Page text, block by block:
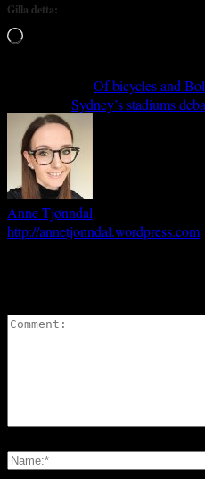
Gilla detta:
Laddar
Of bicycles and
Sydney’s stadiums
Anne Tjønndal
http://annetjonndal.wordpress.com